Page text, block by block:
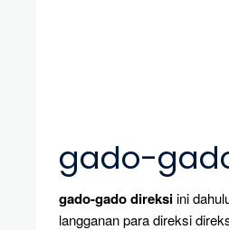
gado-
gado-gado direksiini
langganan para direksi